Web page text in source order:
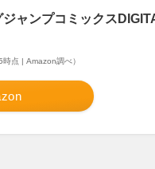
ャンプコミックス
点 | Amazon調べ）